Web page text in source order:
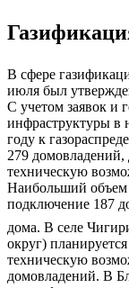
В сфере
июля был
С учетом заявок и
инфраструктуры в
году к
279 домовладений,
техническую
Наибольший объем
подключение 187
дома. В селе
округ)
техническую
домовладений. В